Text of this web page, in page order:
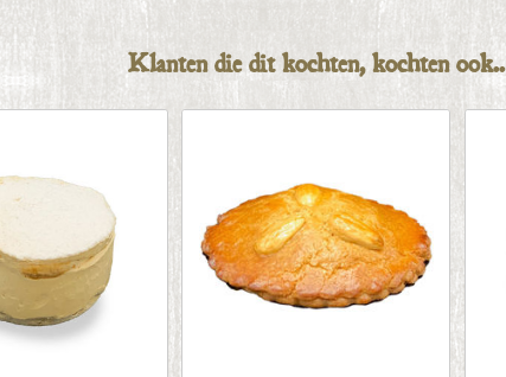
Klanten die dit kochten, kochten ook..